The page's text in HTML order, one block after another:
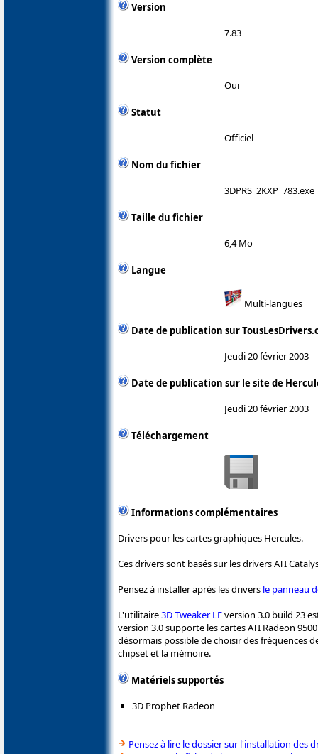
Version
7.83
Version complète
Oui
Statut
Officiel
Nom du fichier
3DPRS_2KXP_783.exe
Taille du fichier
6,4 Mo
Langue
Multi-langues
Date de publication sur
Jeudi 20 février 2003
Date de publication sur le site de
Jeudi 20 février 2003
Téléchargement
Informations complémentaires
Drivers pour les cartes graphiques Hercules.
Ces drivers sont basés sur les drivers ATI
Pensez à installer après les drivers le panneau
L'utilitaire3D Tweaker LEversion 3.0 build 23
version 3.0 supporte les cartes ATI Radeon
désormais possible de choisir des fréquences
chipset et la mémoire.
Matériels supportés
3D Prophet Radeon
Pensez à lire le dossier sur l'installation des